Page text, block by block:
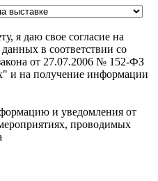
я даю свое согласие на
в соответствии со
от 27.07.2006 № 152-ФЗ
и на получение информации
и уведомления от
проводимых